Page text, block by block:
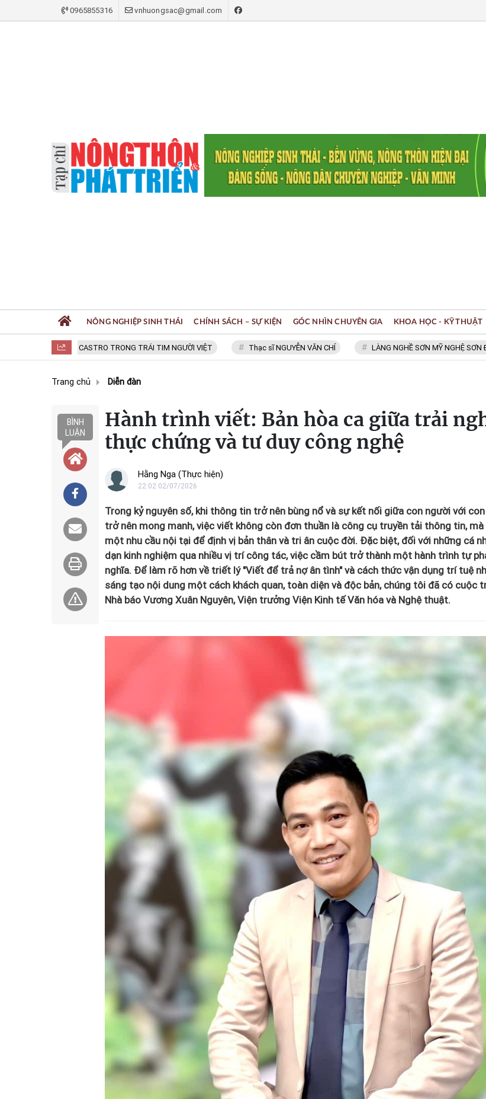
0965855316 vnhuongsac@gmail.com
FIDEL CASTRO TRONG TRÁI TIM NGƯỜI VIỆT Thạc sĩ NGUYỄN VĂN CHÍ LÀNG NGHỀ SƠN MỸ NGHỆ SƠN
NÔNG NGHIỆP SINH THÁI CHÍNH SÁCH – SỰ KIỆN GÓC NHÌN CHUYÊN GIA KHOA HỌC - KỸ THUẬT
Trang chủ Diễn đàn
BÌNH
LUẬN
Hành trình viết: Bản hòa ca giữa trải
thực chứng và tư duy công nghệ
Hằng Nga (Thực hiện)
22:02 02/07/2026
Trong kỷ nguyên số, khi thông tin trở nên bùng nổ và sự kết nối giữa con người với
trở nên mong manh, việc viết không còn đơn thuần là công cụ truyền tải thông tin,
một nhu cầu nội tại để định vị bản thân và tri ân cuộc đời. Đặc biệt, đối với những cá
dạn kinh nghiệm qua nhiều vị trí công tác, việc cầm bút trở thành một hành trình tự
nghĩa. Để làm rõ hơn về triết lý "Viết để trả nợ ân tình" và cách thức vận dụng trí tuệ
sáng tạo nội dung một cách khách quan, toàn diện và độc bản, chúng tôi đã có cuộc
Nhà báo Vương Xuân Nguyên, Viện trưởng Viện Kinh tế Văn hóa và Nghệ thuật.